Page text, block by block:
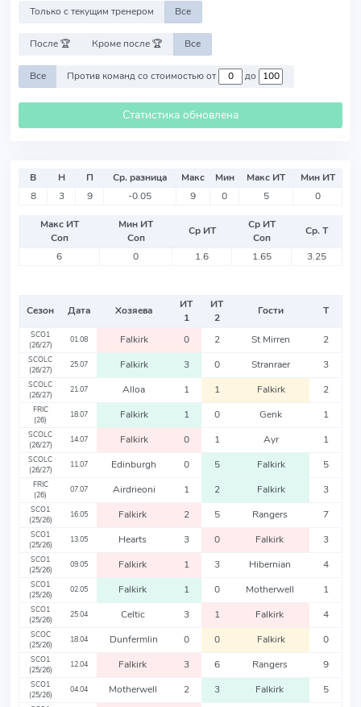
Только с текущим тренером Все
После 🏆 Кроме после 🏆 Все
Все Против команд со стоимостью от до
Статистика обновлена
В Н П Ср. разница Макс Мин Макс ИТ
Мин ИТ
8
3 9 -0.05 9 0 5 0
Макс ИТ
Соп
Мин ИТ
Соп
Ср ИТ
Ср ИТ
Соп
Ср. Т
6
0 1.6 1.65 3.25
Сезон Дата Хозяева
ИТ
1
ИТ
2
Гости Т
SCO1
(26/27)
01.08 Falkirk 0 2 St Mirren 2
SCOLC
(26/27)
25.07 Falkirk 3 0 Stranraer 3
SCOLC
(26/27)
21.07 Alloa 1 1 Falkirk 2
FRIC
(26)
18.07 Falkirk 1 0 Genk 1
SCOLC
(26/27)
14.07 Falkirk 0 1 Ayr 1
SCOLC
(26/27)
11.07 Edinburgh 0 5 Falkirk 5
FRIC
(26)
07.07 Airdrieoni 1 2 Falkirk 3
SCO1
(25/26)
16.05 Falkirk 2 5 Rangers 7
SCO1
(25/26)
13.05 Hearts 3 0 Falkirk 3
SCO1
(25/26)
09.05 Falkirk 1 3 Hibernian 4
SCO1
(25/26)
02.05 Falkirk 1 0 Motherwell 1
SCO1
(25/26)
25.04 Celtic 3 1 Falkirk 4
SCOC
(25/26)
18.04 Dunfermlin 0 0 Falkirk 0
SCO1
(25/26)
12.04 Falkirk 3 6 Rangers 9
SCO1
(25/26)
04.04 Motherwell 2 3 Falkirk 5